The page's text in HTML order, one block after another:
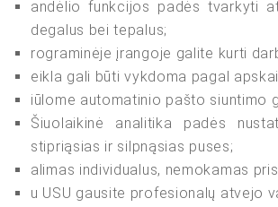
andėlio funkcijos padės tvarkyti
degalus bei tepalus;
rograminėje įrangoje galite kurti
eikla gali būti vykdoma pagal
iūlome automatinio pašto siuntimo
Šiuolaikinė analitika padės
stipriąsias ir silpnąsias puses;
alimas individualus, nemokamas
u USU gausite profesionalų atvejo